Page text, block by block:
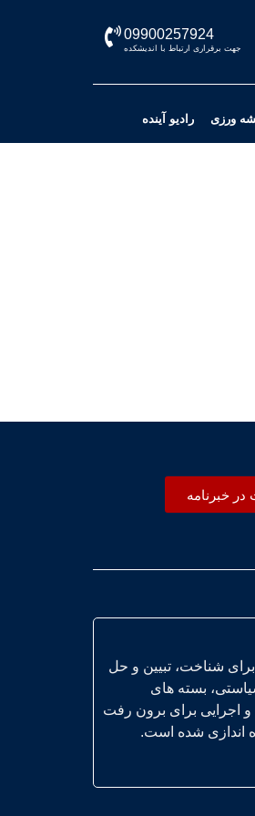
09900257924
جهت برقراری ارتباط با اندیشکده
ورزی رادیو آینده
در خبرنامه
شناخت، تبیین و حل
بسته های
اجرایی برای برون رفت